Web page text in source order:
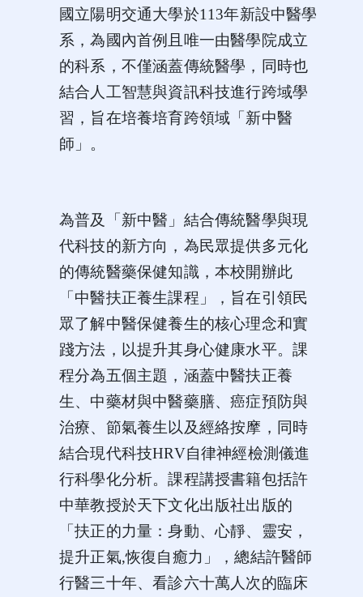
國立陽明交通大學於113年新設中醫學
系，為國內首例且唯一由醫學院成立
的科系，不僅涵蓋傳統醫學，同時也
結合人工智慧與資訊科技進行跨域學
習，旨在培養培育跨領域「新中醫
師」。
為普及「新中醫」結合傳統醫學與現
代科技的新方向，為民眾提供多元化
的傳統醫藥保健知識，本校開辦此
「 中醫扶正養生課程 」
，旨在引領民
眾了解中醫保健養生的核心理念和實
踐方法，以提升其身心健康水平。課
程分為五個主題，涵蓋中醫扶正養
生、中藥材與中醫藥膳、癌症預防與
治療、節氣養生以及經絡按摩，同時
結合現代科技HRV自律神經檢測儀進
行科學化分析。課程講授書籍包括許
中華教授於天下文化出版社出版的
「扶正的力量：身動、心靜、靈安，
提升正氣,恢復自癒力」，總結許醫師
行醫三十年、看診六十萬人次的臨床